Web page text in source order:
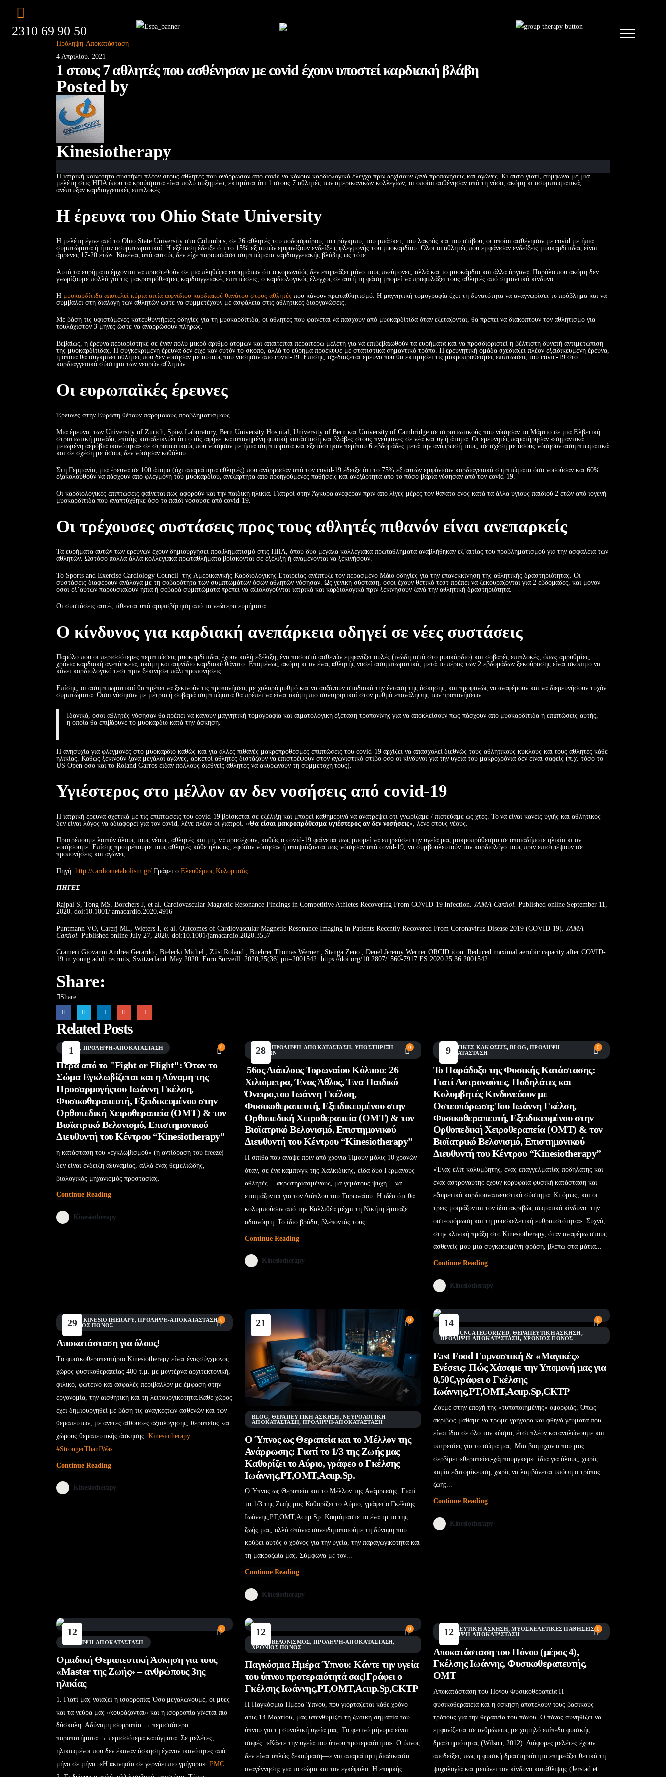
2310 69 90 50
Πρόληψη-Αποκατάσταση
4 Απριλίου, 2021
1 στους 7 αθλητές που ασθένησαν με covid έχουν υποστεί καρδιακή βλάβη
Posted by
Kinesiotherapy
Η ιατρική κοινότητα συστήνει πλέον στους αθλητές που ανάρρωσαν από covid να κάνουν καρδιολογικό έλεγχο πριν αρχίσουν ξανά προπονήσεις και αγώνες. Κι αυτό γιατί, σύμφωνα με μια
μελέτη στις ΗΠΑ όπου τα κρούσματα είναι πολύ αυξημένα, εκτιμάται ότι 1 στους 7 αθλητές των αμερικανικών κολλεγίων, οι οποίοι ασθένησαν από τη νόσο, ακόμη κι ασυμπτωματικά,
ανέπτυξαν καρδιαγγειακές επιπλοκές.
Η έρευνα του Ohio State University
Η μελέτη έγινε από το Ohio State University στο Columbus, σε 26 αθλητές του ποδοσφαίρου, του ράγκμπυ, του μπάσκετ, του λακρός και του στίβου, οι οποίοι ασθένησαν με covid με ήπια
συμπτώματα ή ήταν ασυμπτωματικοί. Η εξέταση έδειξε ότι το 15% εξ αυτών εμφανίζουν ενδείξεις φλεγμονής του μυοκαρδίου. Όλοι οι αθλητές που εμφάνισαν ενδείξεις μυοκαρδίτιδας είναι
άρρενες 17-20 ετών. Κανένας από αυτούς δεν είχε παρουσιάσει συμπτώματα καρδιαγγειακής βλάβης ως τότε.
Αυτά τα ευρήματα έρχονται να προστεθούν σε μια πληθώρα ευρημάτων ότι ο κορωναϊός δεν επηρεάζει μόνο τους πνεύμονες, αλλά και το μυοκάρδιο και άλλα όργανα. Παρόλο που ακόμη δεν
γνωρίζουμε πολλά για τις μακροπρόθεσμες καρδιαγγειακές επιπτώσεις, ο καρδιολογικός έλεγχος σε αυτή τη φάση μπορεί να προφυλάξει τους αθλητές από σημαντικό κίνδυνο.
Η μυοκαρδίτιδα αποτελεί κύρια αιτία αιφνίδιου καρδιακού θανάτου στους αθλητές που κάνουν πρωταθλητισμό. Η μαγνητική τομογραφία έχει τη δυνατότητα να αναγνωρίσει το πρόβλημα και να
συμβάλει στη διαλογή των αθλητών ώστε να συμμετέχουν με ασφάλεια στις αθλητικές διοργανώσεις.
Με βάση τις υφιστάμενες κατευθυντήριες οδηγίες για τη μυοκαρδίτιδα, οι αθλητές που φαίνεται να πάσχουν από μυοκαρδίτιδα όταν εξετάζονται, θα πρέπει να διακόπτουν τον αθλητισμό για
τουλάχιστον 3 μήνες ώστε να αναρρώσουν πλήρως.
Βεβαίως, η έρευνα περιορίστηκε σε έναν πολύ μικρό αριθμό ατόμων και απαιτείται περαιτέρω μελέτη για να επιβεβαιωθούν τα ευρήματα και να προσδιοριστεί η βέλτιστη δυνατή αντιμετώπιση
της μυοκαρδίτιδας. Η συγκεκριμένη έρευνα δεν είχε καν αυτόν το σκοπό, αλλά το εύρημα προέκυψε με στατιστικά σημαντικό τρόπο. Η ερευνητική ομάδα σχεδιάζει πλέον εξειδικευμένη έρευνα,
η οποία θα συγκρίνει αθλητές που δεν νόσησαν με αυτούς που νόσησαν από covid-19. Επίσης, σχεδιάζεται έρευνα που θα εκτιμήσει τις μακροπρόθεσμες επιπτώσεις του covid-19 στο
καρδιαγγειακό σύστημα των νεαρών αθλητών.
Οι ευρωπαϊκές έρευνες
Έρευνες στην Ευρώπη θέτουν παρόμοιους προβληματισμούς.
Μια έρευνα των University of Zurich, Spiez Laboratory, Bern University Hospital, University of Bern και University of Cambridge σε στρατιωτικούς που νόσησαν το Μάρτιο σε μια Ελβετική
στρατιωτική μονάδα, επίσης καταδεικνύει ότι ο ιός αφήνει καταπονημένη φυσική κατάσταση και βλάβες στους πνεύμονες σε νέα και υγιή άτομα. Οι ερευνητές παρατήρησαν «σημαντικά
μειωμένη αερόβια ικανότητα» σε στρατιωτικούς που νόσησαν με ήπια συμπτώματα και εξετάστηκαν περίπου 6 εβδομάδες μετά την ανάρρωσή τους, σε σχέση με όσους νόσησαν ασυμπτωματικά
και σε σχέση με όσους δεν νόσησαν καθόλου.
Στη Γερμανία, μια έρευνα σε 100 άτομα (όχι απαραίτητα αθλητές) που ανάρρωσαν από τον covid-19 έδειξε ότι το 75% εξ αυτών εμφάνισαν καρδιαγειακά συμπτώματα όσο νοσούσαν και 60%
εξακολουθούν να πάσχουν από φλεγμονή του μυοκαρδίου, ανεξάρτητα από προηγούμενες παθήσεις και ανεξάρτητα από το πόσο βαριά νόσησαν από τον covid-19.
Οι καρδιολογικές επιπτώσεις φαίνεται πως αφορούν και την παιδική ηλικία. Γιατροί στην Άγκυρα ανέφεραν πριν από λίγες μέρες τον θάνατο ενός κατά τα άλλα υγιούς παιδιού 2 ετών από ιογενή
μυοκαρδίτιδα που αναπτύχθηκε όσο το παιδί νοσούσε από covid-19.
Οι τρέχουσες συστάσεις προς τους αθλητές πιθανόν είναι ανεπαρκείς
Τα ευρήματα αυτών των ερευνών έχουν δημιουργήσει προβληματισμό στις ΗΠΑ, όπου δύο μεγάλα κολλεγιακά πρωταθλήματα αναβλήθηκαν εξ’αιτίας του προβληματισμού για την ασφάλεια των
αθλητών. Ωστόσο πολλά άλλα κολλεγιακά πρωταθλήματα βρίσκονται σε εξέλιξη ή αναμένονται να ξεκινήσουν.
Το Sports and Exercise Cardiology Council της Αμερικανικής Καρδιολογικής Εταιρείας ανέπτυξε τον περασμένο Μάιο οδηγίες για την επανεκκίνηση της αθλητικής δραστηριότητας. Οι
συστάσεις διαφέρουν ανάλογα με τη σοβαρότητα των συμπτωμάτων όσων αθλητών νόσησαν. Ως γενική σύσταση, όσοι έχουν θετικό τεστ πρέπει να ξεκουράζονται για 2 εβδομάδες, και μόνον
όσοι εξ’αυτών παρουσιάζουν ήπια ή σοβαρά συμπτώματα πρέπει να αξιολογούνται ιατρικά και καρδιολογικά πριν ξεκινήσουν ξανά την αθλητική δραστηριότητα.
Οι συστάσεις αυτές τίθενται υπό αμφισβήτηση από τα νεώτερα ευρήματα.
Ο κίνδυνος για καρδιακή ανεπάρκεια οδηγεί σε νέες συστάσεις
Παρόλο που οι περισσότερες περιπτώσεις μυοκαρδίτιδας έχουν καλή εξέλιξη, ένα ποσοστό ασθενών εμφανίζει ουλές (ινώδη ιστό στο μυοκάρδιο) και σοβαρές επιπλοκές, όπως αρρυθμίες,
χρόνια καρδιακή ανεπάρκεια, ακόμη και αιφνίδιο καρδιακό θάνατο. Επομένως, ακόμη κι αν ένας αθλητής νοσεί ασυμπτωματικά, μετά το πέρας των 2 εβδομάδων ξεκούρασης είναι σκόπιμο να
κάνει καρδιολογικό τεστ πριν ξεκινήσει πάλι προπονήσεις.
Επίσης, οι ασυμπτωματικοί θα πρέπει να ξεκινούν τις προπονήσεις με χαλαρό ρυθμό και να αυξάνουν σταδιακά την ένταση της άσκησης, και προφανώς να αναφέρουν και να διερευνήσουν τυχόν
συμπτώματα. Όσοι νόσησαν με μέτρια ή σοβαρά συμπτώματα θα πρέπει να είναι ακόμη πιο συντηρητικοί στον ρυθμό επανάληψης των προπονήσεων.
Ιδανικά, όσοι αθλητές νόσησαν θα πρέπει να κάνουν μαγνητική τομογραφία και αιματολογική εξέταση τροπονίνης για να αποκλείσουν πως πάσχουν από μυοκαρδίτιδα ή επιπτώσεις αυτής,
η οποία θα επιβάρυνε το μυοκάρδιο κατά την άσκηση.
Η ανησυχία για φλεγμονές στο μυοκάρδιο καθώς και για άλλες πιθανές μακροπρόθεσμες επιπτώσεις του covid-19 αρχίζει να απασχολεί διεθνώς τους αθλητικούς κύκλους και τους αθλητές κάθε
ηλικίας. Καθώς ξεκινούν ξανά μεγάλοι αγώνες, αρκετοί αθλητές διστάζουν να επιστρέψουν στον αγωνιστικό στίβο όσο οι κίνδυνοι για την υγεία του μακροχρόνια δεν είναι σαφείς (π.χ. τόσο το
US Open όσο και το Roland Garros είδαν πολλούς διεθνείς αθλητές να ακυρώνουν τη συμμετοχή τους).
Υγιέστερος στο μέλλον αν δεν νοσήσεις από covid-19
Η ιατρική έρευνα σχετικά με τις επιπτώσεις του covid-19 βρίσκεται σε εξέλιξη και μπορεί καθημερινά να ανατρέψει ότι γνωρίζαμε / πιστεύαμε ως χτες. Το να είναι κανείς υγιής και αθλητικός
δεν είναι λόγος να αδιαφορεί για τον covid, λένε πλέον οι γιατροί. «Θα είσαι μακροπρόθεσμα υγιέστερος αν δεν νοσήσεις», λένε στους νέους.
Προτρέπουμε λοιπόν όλους τους νέους, αθλητές και μη, να προσέχουν, καθώς ο covid-19 φαίνεται πως μπορεί να επηρεάσει την υγεία μας μακροπρόθεσμα σε οποιαδήποτε ηλικία κι αν
νοσήσουμε. Επίσης προτρέπουμε τους αθλητές κάθε ηλικίας, εφόσον νόσησαν ή υποψιάζονται πως νόσησαν από covid-19, να συμβουλευτούν τον καρδιολόγο τους πριν επιστρέψουν σε
προπονήσεις και αγώνες.
Πηγή: http://cardiometabolism.gr/ Γράφει ο Ελευθέριος Κολομτσάς
ΠΗΓΕΣ
Rajpal S, Tong MS, Borchers J, et al. Cardiovascular Magnetic Resonance Findings in Competitive Athletes Recovering From COVID-19 Infection. JAMA Cardiol. Published online September 11,
2020. doi:10.1001/jamacardio.2020.4916
Puntmann VO, Carerj ML, Wieters I, et al. Outcomes of Cardiovascular Magnetic Resonance Imaging in Patients Recently Recovered From Coronavirus Disease 2019 (COVID-19). JAMA
Cardiol. Published online July 27, 2020. doi:10.1001/jamacardio.2020.3557
Crameri Giovanni Andrea Gerardo , Bielecki Michel , Züst Roland , Buehrer Thomas Werner , Stanga Zeno , Deuel Jeremy Werner ORCID icon. Reduced maximal aerobic capacity after COVID-
19 in young adult recruits, Switzerland, May 2020. Euro Surveill. 2020;25(36):pii=2001542. https://doi.org/10.2807/1560-7917.ES.2020.25.36.2001542
Share:
Share:
Related Posts
1 0
BLOG , ΠΡΌΛΗΨΗ-ΑΠΟΚΑΤΆΣΤΑΣΗ
Πέρα από το "Fight or Flight": Όταν το
Σώμα Εγκλωβίζεται και η Δύναμη της
Προσαρμογήςτου Ιωάννη Γκέλση,
Φυσικοθεραπευτή, Εξειδικευμένου στην
Ορθοπεδική Χειροθεραπεία (OMT) & τον
Βιοϊατρικό Βελονισμό, Επιστημονικού
Διευθυντή του Κέντρου “Kinesiotherapy”
η κατάσταση του «εγκλωβισμού» (η αντίδραση του freeze)
δεν είναι ένδειξη αδυναμίας, αλλά ένας θεμελιώδης,
βιολογικός μηχανισμός προστασίας.
Continue Reading
Kinesiotherapy
28 0
BLOG ΠΡΌΛΗΨΗ-ΑΠΟΚΑΤΆΣΤΑΣΗ, ΥΠΟΣΤΉΡΙΞΗ
ΑΓΏΝΩΝ
56ος Διάπλους Τορωναίου Κόλπου: 26
Χιλιόμετρα, Ένας Άθλος, Ένα Παιδικό
Όνειρο,του Ιωάννη Γκέλση,
Φυσικοθεραπευτή, Εξειδικευμένου στην
Ορθοπεδική Χειροθεραπεία (OMT) & τον
Βιοϊατρικό Βελονισμό, Επιστημονικού
Διευθυντή του Κέντρου “Kinesiotherapy”
Η σπίθα που άναψε πριν από χρόνια Ήμουν μόλις 10 χρονών
όταν, σε ένα κάμπινγκ της Χαλκιδικής, είδα δύο Γερμανούς
αθλητές —ακρωτηριασμένους, μα γεμάτους ψυχή— να
ετοιμάζονται για τον Διάπλου του Τορωναίου. Η ιδέα ότι θα
κολυμπούσαν από την Καλλιθέα μέχρι τη Νικήτη έμοιαζε
αδιανόητη. Το ίδιο βράδυ, βλέποντάς τους...
Continue Reading
Kinesiotherapy
9 0
AΘΛΗΤΙΚΈΣ ΚΑΚΏΣΕΙΣ,BLOG,ΠΡΌΛΗΨΗ-
ΑΠΟΚΑΤΆΣΤΑΣΗ
Το Παράδοξο της Φυσικής Κατάστασης:
Γιατί Αστροναύτες, Ποδηλάτες και
Κολυμβητές Κινδυνεύουν με
Οστεοπόρωση;Του Ιωάννη Γκέλση,
Φυσικοθεραπευτή, Εξειδικευμένου στην
Ορθοπεδική Χειροθεραπεία (OMT) & τον
Βιοϊατρικό Βελονισμό, Επιστημονικού
Διευθυντή του Κέντρου “Kinesiotherapy”
«Ένας ελίτ κολυμβητής, ένας επαγγελματίας ποδηλάτης και
ένας αστροναύτης έχουν κορυφαία φυσική κατάσταση και
εξαιρετικό καρδιοαναπνευστικό σύστημα. Κι όμως, και οι
τρεις μοιράζονται τον ίδιο ακριβώς σωματικό κίνδυνο: την
οστεοπόρωση και τη μυοσκελετική ευθραυστότητα». Συχνά,
στην κλινική πράξη στο Kinesiotherapy, όταν αναφέρω στους
ασθενείς μου μια συγκεκριμένη φράση, βλέπω στα μάτια...
Continue Reading
Kinesiotherapy
29 0
BLOG KINESIOTHERAPY,ΠΡΌΛΗΨΗ-ΑΠΟΚΑΤΆΣΤΑΣΗ,
ΧΡΌΝΙΟΣ ΠΌΝΟΣ
Αποκατάσταση για όλους!
Τo φυσικοθεραπευτήριο Kinesiotherapy είναι έναςσύγχρονος
χώρος φυσικοθεραπείας 400 τ.μ. με μοντέρνα αρχιτεκτονική,
φιλικό, φωτεινό και ασφαλές περιβάλλον με έμφαση στην
εργονομία, την αισθητική και τη λειτουργικότητα.Κάθε χώρος
έχει δημιουργηθεί με βάση τις ανάγκεςτων ασθενών και των
θεραπευτών, με άνετες αίθουσες αξιολόγησης, θεραπείας και
χώρους θεραπευτικής άσκησης. Kinesiotherapy
#StrongerThanIWas
Continue Reading
Kinesiotherapy
21 0
BLOG, ΘΕΡΑΠΕΥΤΙΚΉ ΆΣΚΗΣΗ,ΝΕΥΡΟΛΟΓΙΚΉ
ΑΠΟΚΑΤΆΣΤΑΣΗ, ΠΡΌΛΗΨΗ-ΑΠΟΚΑΤΆΣΤΑΣΗ
Ο Ύπνος ως Θεραπεία και το Μέλλον της
Ανάρρωσης: Γιατί το 1/3 της Ζωής μας
Καθορίζει το Αύριο, γράφεο ο Γκέλσης
Ιωάννης,PT,OMT,Acup.Sp.
Ο Ύπνος ως Θεραπεία και το Μέλλον της Ανάρρωσης: Γιατί
το 1/3 της Ζωής μας Καθορίζει το Αύριο, γράφει ο Γκέλσης
Ιωάννης,PT,OMT,Acup.Sp. Κοιμόμαστε το ένα τρίτο της
ζωής μας, αλλά σπάνια συνειδητοποιούμε τη δύναμη που
κρύβει αυτός ο χρόνος για την υγεία, την παραγωγικότητα και
τη μακροζωία μας. Σύμφωνα με τον...
Continue Reading
Kinesiotherapy
14 0
UNCATEGORIZED, ΘΕΡΑΠΕΥΤΙΚΉ ΆΣΚΗΣΗ,
ΠΡΌΛΗΨΗ-ΑΠΟΚΑΤΆΣΤΑΣΗ,ΧΡΌΝΙΟΣ ΠΌΝΟΣ
Fast Food Γυμναστική & «Μαγικές»
Ενέσεις: Πώς Χάσαμε την Υπομονή μας για
0,50€,γράφει ο Γκέλσης
Ιωάννης,PT,OMT,Acup.Sp,CKTP
Ζούμε στην εποχή της «τυποποιημένης» ομορφιάς. Όπως
ακριβώς μάθαμε να τρώμε γρήγορα και φθηνά γεύματα που
είναι ίδια σε όλο τον κόσμο, έτσι πλέον καταναλώνουμε και
υπηρεσίες για το σώμα μας. Μια βιομηχανία που μας
σερβίρει «θεραπείες-χάμπουργκερ»: ίδια για όλους, χωρίς
καμία εξατομίκευση, χωρίς να λαμβάνεται υπόψη ο τρόπος
ζωής...
Continue Reading
Kinesiotherapy
12 0
ΠΡΌΛΗΨΗ-ΑΠΟΚΑΤΆΣΤΑΣΗ
Ομαδική Θεραπευτική Άσκηση για τους
«Master της Ζωής» – ανθρώπους 3ης
ηλικίας
1. Γιατί μας νοιάζει η ισορροπία; Όσο μεγαλώνουμε, οι μύες
και τα νεύρα μας «κουράζονται» και η ισορροπία γίνεται πιο
δύσκολη. Αδύναμη ισορροπία → περισσότερα
παραπατήματα → περισσότερα κατάγματα. Σε μελέτες,
ηλικιωμένοι που δεν έκαναν άσκηση έχαναν ικανότητες από
μήνα σε μήνα. «Η ακινησία σε γερνάει πιο γρήγορα». PMC
12 0
ΒΕΛΟΝΙΣΜΌΣ, ΠΡΌΛΗΨΗ-ΑΠΟΚΑΤΆΣΤΑΣΗ,
ΧΡΌΝΙΟΣ ΠΌΝΟΣ
Παγκόσμια Ημέρα Ύπνου: Κάντε την υγεία
του ύπνου προτεραιότητά σας!Γράφει ο
Γκέλσης Ιωάννης,PT,OMT,Acup.Sp,CKTP
Η Παγκόσμια Ημέρα Ύπνου, που γιορτάζεται κάθε χρόνο
στις 14 Μαρτίου, μας υπενθυμίζει τη ζωτική σημασία του
ύπνου για τη συνολική υγεία μας. Το φετινό μήνυμα είναι
σαφές: «Κάντε την υγεία του ύπνου προτεραιότητα». Ο ύπνος
δεν είναι απλώς ξεκούραση—είναι απαραίτητη διαδικασία
αναγέννησης για το σώμα και τον εγκέφαλο. Η επαρκής...
12 0
ΘΕΡΑΠΕΥΤΙΚΉ ΆΣΚΗΣΗ,ΜΥΟΣΚΕΛΕΤΙΚΈΣ ΠΑΘΉΣΕΙΣ,
ΠΡΌΛΗΨΗ-ΑΠΟΚΑΤΆΣΤΑΣΗ
Αποκατάσταση του Πόνου (μέρος 4),
Γκέλσης Ιωάννης, Φυσικοθεραπευτής,
ΟΜΤ
Αποκατάσταση του Πόνου Φυσικοθεραπεία Η
φυσικοθεραπεία και η άσκηση αποτελούν τους βασικούς
τρόπους για την θεραπεία του πόνου. Ο πόνος συνηθίζει να
εμφανίζεται σε ανθρώπους με χαμηλό επίπεδο φυσικής
δραστηριότητας (Wilson, 2012). Διάφορες μελέτες έχουν
αποδείξει, πως η φυσική δραστηριότητα επηρεάζει θετικά τη
ψυχολογία και μειώνει τον κίνδυνο κατάθλιψης (Jerstad et